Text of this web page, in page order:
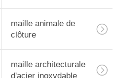
maille animale de
clôture
maille architecturale
d'acier inoxydable